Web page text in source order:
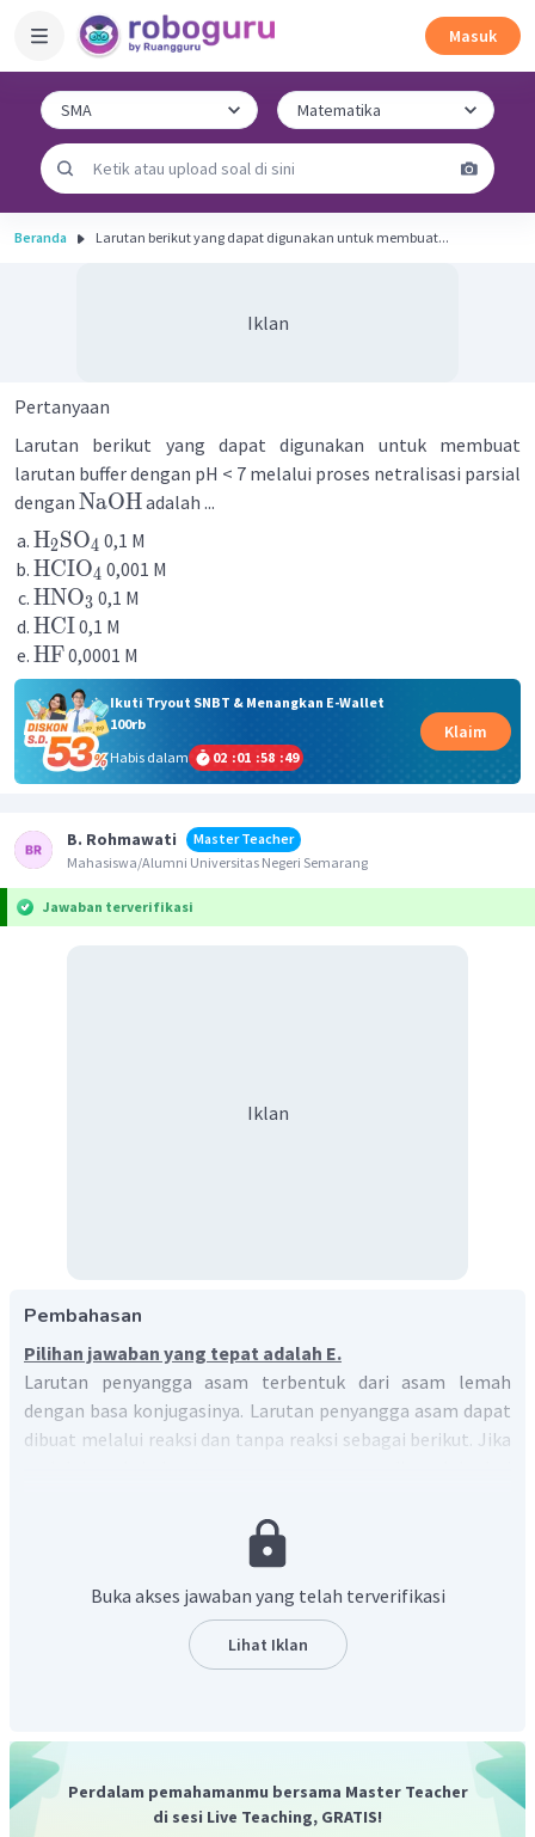
Masuk
Beranda Larutan berikut yang dapat digunakan untuk membuat...
Iklan
Pertanyaan
Larutan berikut yang dapat digunakan untuk membuat
larutan buffer dengan pH < 7 melalui proses netralisasi parsial
dengan NaOHadalah ...
H2SO4 0,1 M
HCIO4 0,001 M
HNO3 0,1 M
HCI0,1 M
HF0,0001 M
Ikuti Tryout SNBT & Menangkan E-Wallet
100rb
Habis dalam
02 :01 :58 :49
Klaim
B. Rohmawati
Master Teacher
Mahasiswa/Alumni Universitas Negeri Semarang
Jawaban terverifikasi
Iklan
Pembahasan
Pilihan jawaban yang tepat adalah E.
Larutan penyangga asam terbentuk dari asam lemah
dengan basa konjugasinya. Larutan penyangga asam dapat
dibuat melalui reaksi dan tanpa reaksi sebagai berikut. Jika
habis bereaksi dengan terdapat sisa asam lemah. NaOH
adalah basa kuat, untuk membentuk penyangga asam,
tergolong asam lemah pada pilihan jawaban adalah HF.
Jadi, larutan tersebut adalahHF 0,0001 M.
Buka akses jawaban yang telah terverifikasi
Lihat Iklan
Perdalam pemahamanmu bersama Master Teacher
di sesi Live Teaching, GRATIS!